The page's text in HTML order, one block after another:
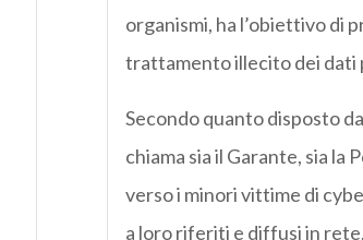
organismi, ha l’obiettivo di
trattamento illecito dei dati
Secondo quanto disposto
chiama sia il Garante, sia
verso i minori vittime di
a loro riferiti e diffusi in